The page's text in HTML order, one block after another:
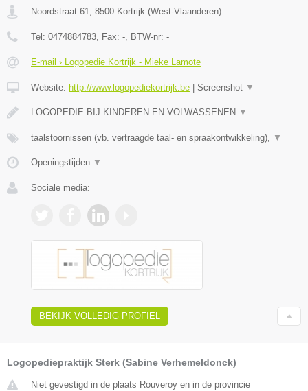
Noordstraat 61, 8500 Kortrijk (West-Vlaanderen)
Tel: 0474884783, Fax: -, BTW-nr: -
E-mail › Logopedie Kortrijk - Mieke Lamote
Website: http://www.logopediekortrijk.be Screenshot ▼
LOGOPEDIE BIJ KINDEREN EN VOLWASSENEN ▼
taalstoornissen (vb. vertraagde taal- en spraakontwikkeling), ▼
Openingstijden ▼
Sociale media:
BEKIJK VOLLEDIG PROFIEL
Logopediepraktijk Sterk (Sabine Verhemeldonck)
Niet gevestigd in de plaats Rouveroy en in de provincie